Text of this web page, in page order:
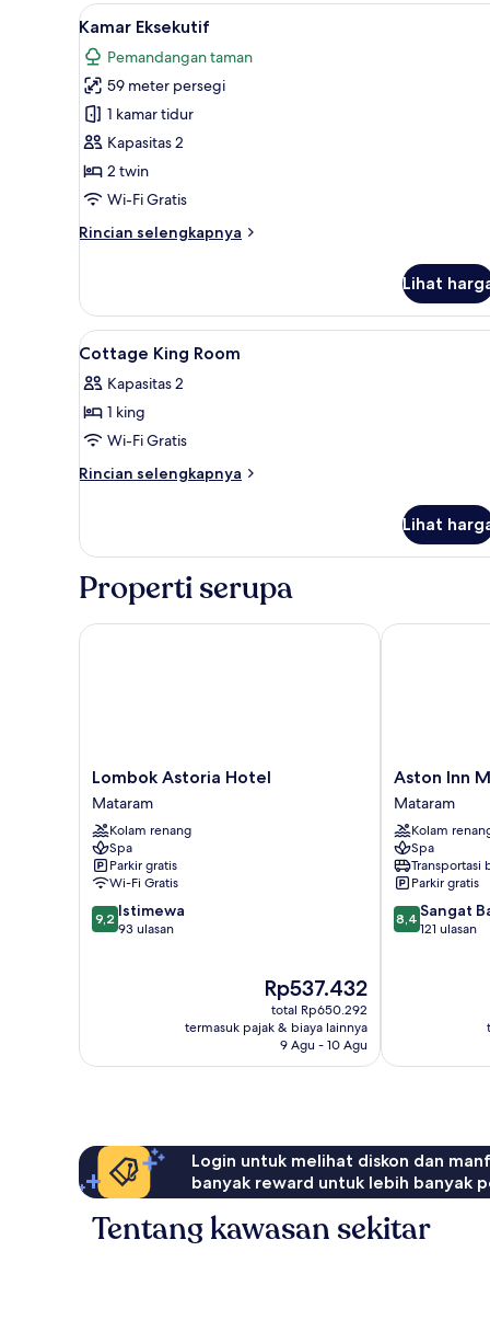
Tempat
Tidur
King
Lihat
semua
foto
untuk
Kamar
Eksekutif
Brankas, meja kerja, Wi-Fi
8
Kamar Eksekutif
Pemandangan taman
59 meter persegi
1 kamar tidur
Kapasitas 2
2 twin
Wi-Fi Gratis
Rincian selengkapnya
Rincian
Kamar
Eksekutif
Lihat
Lihat
semua
foto
untuk
Cottage
King
Brankas, meja kerja, Wi-Fi
3
Cottage King Room
Kapasitas 2
1 king
Wi-Fi Gratis
Rincian selengkapnya
Rincian
Cottage
Room
Lihat
Properti serupa
Lombok
Astoria
Hotel
Mataram
Lombok Astoria Hotel
Mataram
Kolam renang
Spa
Parkir gratis
Wi-Fi Gratis
9.2
dari
9,2 Istimewa
93 ulasan
Harga
sekarang
Rp537.432
Rp537.432
total Rp650.292
termasuk pajak & biaya lainnya
9 Agu - 10 Agu
Lombok Astoria Hotel
Aston
Inn
Mataram
Mataram
Aston Inn
Mataram
Kolam
Spa
Transportasi
Parkir gratis
8.4
dari
8,4 Sangat
121 ulasan
Aston Inn
Login untuk melihat diskon dan
banyak reward untuk lebih banyak
Tentang kawasan sekitar